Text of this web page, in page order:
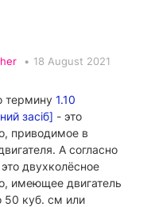
• 18 August 2021
термину 1.10
засіб] - это
приводимое в
А согласно
двухколёсное
имеющее двигатель
куб. см или